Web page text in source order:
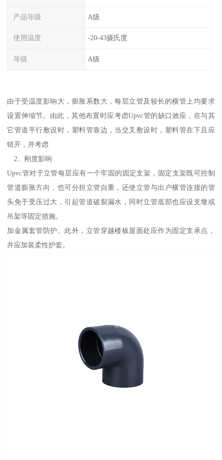
产品等级 A级
使用温度 -20-43摄氏度
等级 A级
由于受温度影响大，膨胀系数大，每层立管及较长的横管上均要求
设置伸缩节。由此，其他布置时应考虑Upvc管的缺口效应，在与其
它管道平行敷设时，塑料管靠边，当交叉敷设时，塑料管在下且应
错开，并考虑
2、刚度影响
Upvc管对于立管每层应有一个牢固的固定支架，固定支架既可控制
管道膨胀方向，也可分担立管自重，还使立管与出户横管连接的管
头免于受压过大，引起管道破裂漏水，同时立管底部也应设支墩或
吊架等固定措施。
加金属套管防护。此外，立管穿越楼板屋面处应作为固定支承点，
并应加装柔性护套。